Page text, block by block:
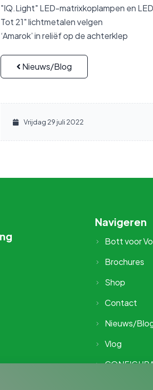
"IQ.Light" LED-matrixkoplampen en
Tot 21" lichtmetalen velgen
‘Amarok’ in reliëf op de achterklep
Nieuws/Blog
Vrijdag 29 juli 2022
Navigeren
Bott voor
Brochures
Shop
Contact
Nieuws/
Vlog